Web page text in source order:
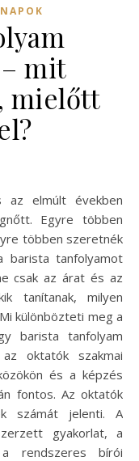
mit
mielőtt
Egyre többen
többen szeretnék
barista tanfolyamot
csak az árat és az
tanítanak, milyen
különbözteti meg a
barista tanfolyam
oktatók szakmai
és a képzés
fontos. Az oktatók
számát jelenti. A
gyakorlat, a
a rendszeres bírói